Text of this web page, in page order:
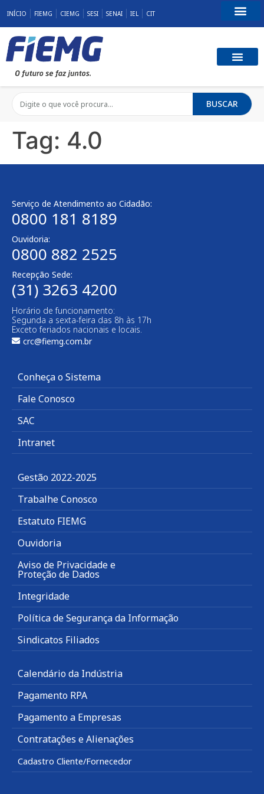
INÍCIO FIEMG CIEMG SESI SENAI IEL CIT
BUSCAR
Tag: 4.0
Serviço de Atendimento ao Cidadão:
0800 181 8189
Ouvidoria:
0800 882 2525
Recepção Sede:
(31) 3263 4200
Horário de funcionamento:
Segunda a sexta-feira das 8h às 17h
Exceto feriados nacionais e locais.
crc@fiemg.com.br
Conheça o Sistema
Fale Conosco
SAC
Intranet
Gestão 2022-2025
Trabalhe Conosco
Estatuto FIEMG
Ouvidoria
Aviso de Privacidade e
Proteção de Dados
Integridade
Política de Segurança da Informação
Sindicatos Filiados
Calendário da Indústria
Pagamento RPA
Pagamento a Empresas
Contratações e Alienações
Cadastro Cliente/Fornecedor